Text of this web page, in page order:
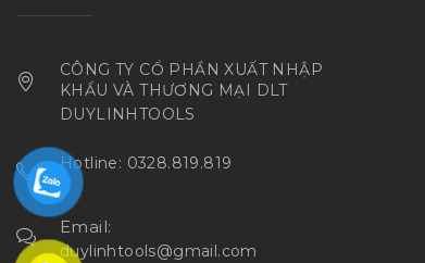
CÔNG TY CỔ PHẦN XUẤT NHẬP
KHẨU VÀ THƯƠNG MẠI DLT
DUYLINHTOOLS
Hotline: 0328.819.819
Email:
duylinhtools@gmail.com